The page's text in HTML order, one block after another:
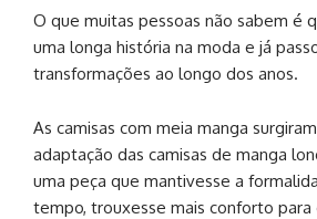
O que muitas pessoas não sabem é
uma longa história na moda e já
transformações ao longo dos anos.
As camisas com meia manga
adaptação das camisas de manga
uma peça que mantivesse a
tempo, trouxesse mais conforto para